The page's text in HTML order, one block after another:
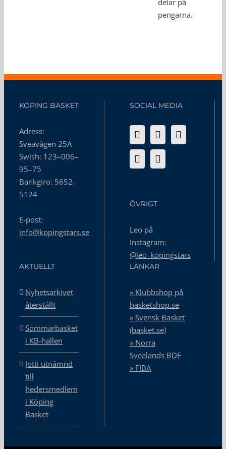
delar på
pengarna.
KÖPING BASKET
Adress:
Sveavägen 25A
Swish: 123–006–
95–75
Bankgiro: 5652-
5124
E-post:
info@kopingstars.se
SOCIAL MEDIA
ÖVRIGT
Leo på
Instagram:
@leo_kopingstars
AKTUELLT
Nyhetsarkivet
återställt
Sommarbasket
i KB-hallen
Jotti utnämnd
till
hedersmedlem
i Köping
Basket
LÄNKAR
» Klubbshop på
basketshop.se
» Svensk Basket
(basket.se)
» Norra
Svealands BDF
» FIBA